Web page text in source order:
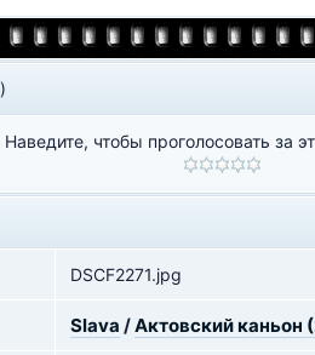
Наведите, чтобы проголосовать за
DSCF2271.jpg
Slava /Актовский каньон